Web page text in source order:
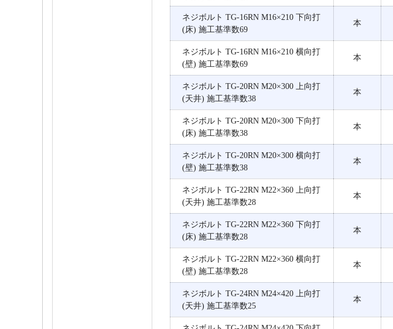
ネジボルト TG-16RN M16×210 下向打
(床) 施工基準数69
本
ネジボルト TG-16RN M16×210 横向打
(壁) 施工基準数69
本
ネジボルト TG-20RN M20×300 上向打
(天井) 施工基準数38
本
ネジボルト TG-20RN M20×300 下向打
(床) 施工基準数38
本
ネジボルト TG-20RN M20×300 横向打
(壁) 施工基準数38
本
ネジボルト TG-22RN M22×360 上向打
(天井) 施工基準数28
本
ネジボルト TG-22RN M22×360 下向打
(床) 施工基準数28
本
ネジボルト TG-22RN M22×360 横向打
(壁) 施工基準数28
本
ネジボルト TG-24RN M24×420 上向打
(天井) 施工基準数25
本